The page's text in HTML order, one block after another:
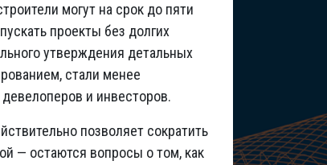
могут на срок до пяти
проекты без долгих
утверждения детальных
стали менее
и инвесторов.
позволяет сократить
— остаются вопросы о том, как